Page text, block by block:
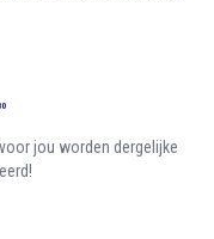
jou worden dergelijke